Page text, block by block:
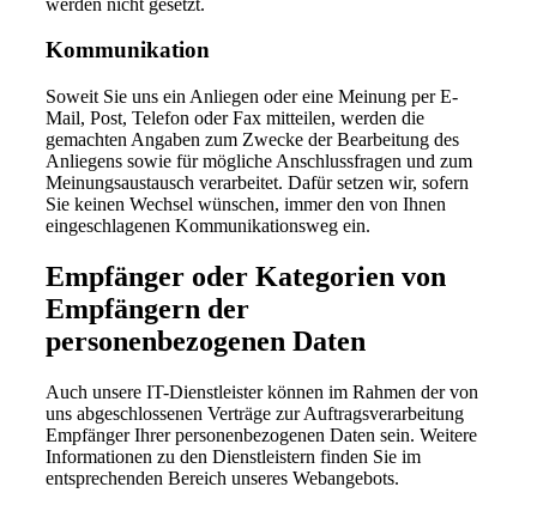
Kommunikation
Soweit Sie uns ein Anliegen oder eine Meinung per E-
Mail, Post, Telefon oder Fax mitteilen, werden die
gemachten Angaben zum Zwecke der Bearbeitung des
Anliegens sowie für mögliche Anschlussfragen und zum
Meinungsaustausch verarbeitet. Dafür setzen wir, sofern
Sie keinen Wechsel wünschen, immer den von Ihnen
eingeschlagenen Kommunikationsweg ein.
Empfänger oder Kategorien von
Empfängern der
personenbezogenen Daten
Auch unsere IT-Dienstleister können im Rahmen der von
uns abgeschlossenen Verträge zur Auftragsverarbeitung
Empfänger Ihrer personenbezogenen Daten sein. Weitere
Informationen zu den Dienstleistern finden Sie im
entsprechenden Bereich unseres Webangebots.